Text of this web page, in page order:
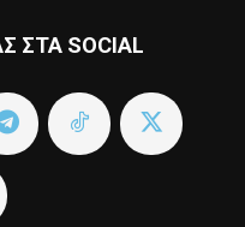
ΣΤΑ SOCIAL